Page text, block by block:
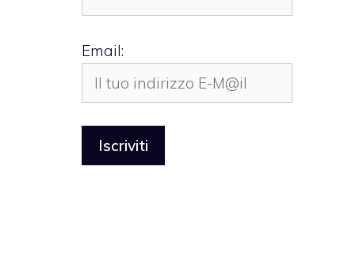
Email: